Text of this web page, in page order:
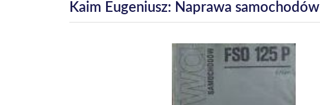
Kaim Eugeniusz: Naprawa